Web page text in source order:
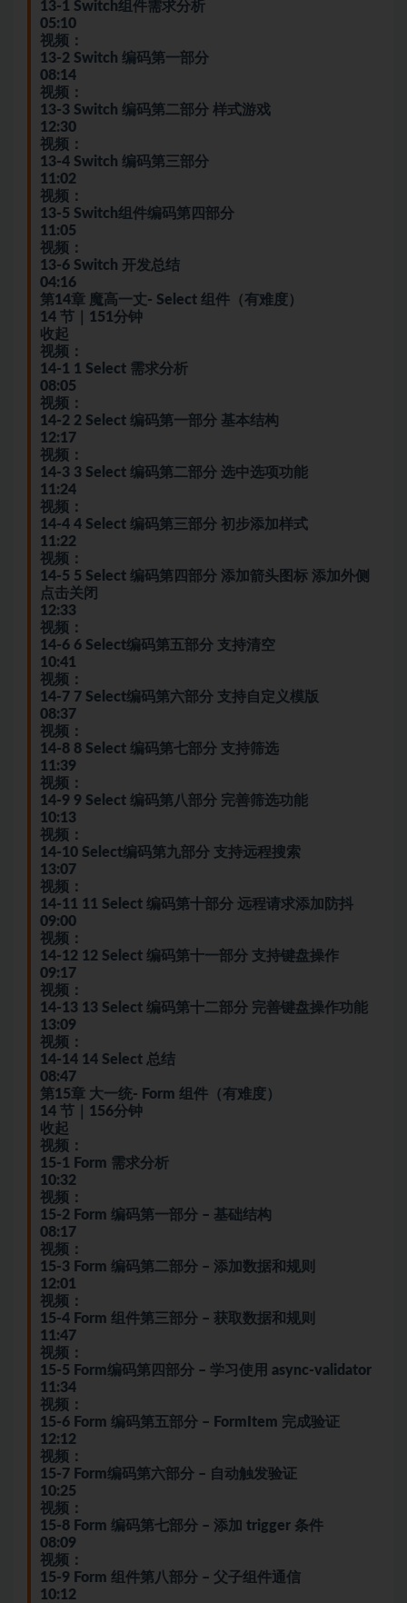
13-1 Switch组件需求分析
05:10
视频：
13-2 Switch 编码第一部分
08:14
视频：
13-3 Switch 编码第二部分 样式游戏
12:30
视频：
13-4 Switch 编码第三部分
11:02
视频：
13-5 Switch组件编码第四部分
11:05
视频：
13-6 Switch 开发总结
04:16
第14章 魔高一丈- Select 组件（有难度）
14 节｜151分钟
收起
视频：
14-1 1 Select 需求分析
08:05
视频：
14-2 2 Select 编码第一部分 基本结构
12:17
视频：
14-3 3 Select 编码第二部分 选中选项功能
11:24
视频：
14-4 4 Select 编码第三部分 初步添加样式
11:22
视频：
14-5 5 Select 编码第四部分 添加箭头图标 添加外侧
点击关闭
12:33
视频：
14-6 6 Select编码第五部分 支持清空
10:41
视频：
14-7 7 Select编码第六部分 支持自定义模版
08:37
视频：
14-8 8 Select 编码第七部分 支持筛选
11:39
视频：
14-9 9 Select 编码第八部分 完善筛选功能
10:13
视频：
14-10 Select编码第九部分 支持远程搜索
13:07
视频：
14-11 11 Select 编码第十部分 远程请求添加防抖
09:00
视频：
14-12 12 Select 编码第十一部分 支持键盘操作
09:17
视频：
14-13 13 Select 编码第十二部分 完善键盘操作功能
13:09
视频：
14-14 14 Select 总结
08:47
第15章 大一统- Form 组件（有难度）
14 节｜156分钟
收起
视频：
15-1 Form 需求分析
10:32
视频：
15-2 Form 编码第一部分 – 基础结构
08:17
视频：
15-3 Form 编码第二部分 – 添加数据和规则
12:01
视频：
15-4 Form 组件第三部分 – 获取数据和规则
11:47
视频：
15-5 Form编码第四部分 – 学习使用 async-validator
11:34
视频：
15-6 Form 编码第五部分 – FormItem 完成验证
12:12
视频：
15-7 Form编码第六部分 – 自动触发验证
10:25
视频：
15-8 Form 编码第七部分 – 添加 trigger 条件
08:09
视频：
15-9 Form 组件第八部分 – 父子组件通信
10:12